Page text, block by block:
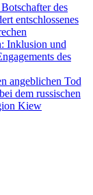
des
entschlossenes
Inklusion und
des
angeblichen Tod
dem russischen
Kiew